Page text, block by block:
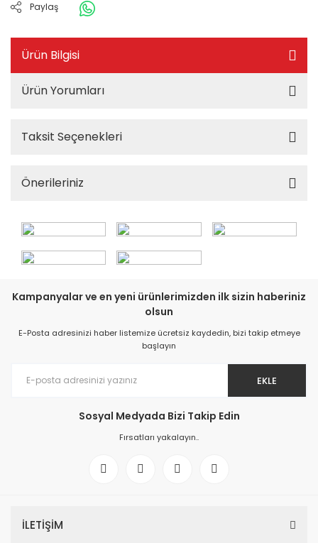
Paylaş
Ürün Bilgisi
Ürün Yorumları
Taksit Seçenekleri
Önerileriniz
Kampanyalar ve en yeni ürünlerimizden ilk sizin haberiniz
olsun
E-Posta adresinizi haber listemize ücretsiz kaydedin, bizi takip etmeye
başlayın
EKLE
Sosyal Medyada Bizi Takip Edin
Fırsatları yakalayın..
İLETİŞİM